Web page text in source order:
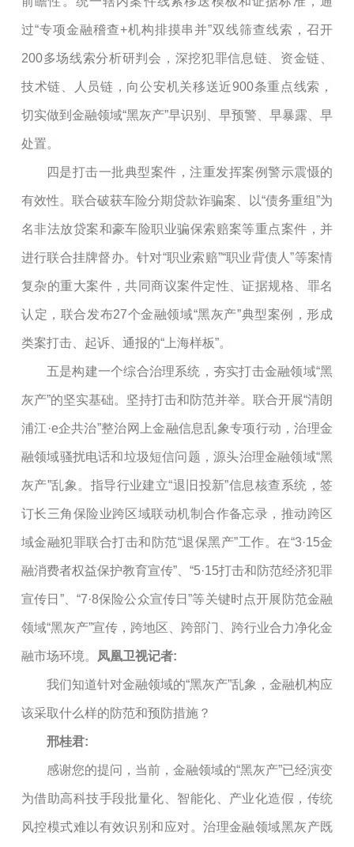
过“专项金融稽查+机构排摸串并”双线筛查线索，召开
200多场线索分析研判会，深挖犯罪信息链、资金链、
技术链、人员链，向公安机关移送近900条重点线索，
切实做到金融领域“黑灰产”早识别、早预警、早暴露、早
处置。
四是打击一批典型案件，注重发挥案例警示震慑的
有效性。联合破获车险分期贷款诈骗案、以“债务重组”为
名非法放贷案和豪车险职业骗保索赔案等重点案件，并
进行联合挂牌督办。针对“职业索赔”“职业背债人”等案情
复杂的重大案件，共同商议案件定性、证据规格、罪名
认定，联合发布27个金融领域“黑灰产”典型案例，形成
类案打击、起诉、通报的“上海样板”。
五是构建一个综合治理系统，夯实打击金融领域“黑
灰产”的坚实基础。坚持打击和防范并举。联合开展“清朗
浦江·e企共治”整治网上金融信息乱象专项行动，治理金
融领域骚扰电话和垃圾短信问题，源头治理金融领域“黑
灰产”乱象。指导行业建立“退旧投新”信息核查系统，签
订长三角保险业跨区域联动机制合作备忘录，推动跨区
域金融犯罪联合打击和防范“退保黑产”工作。在“3·15金
融消费者权益保护教育宣传”、“5·15打击和防范经济犯罪
宣传日”、“7·8保险公众宣传日”等关键时点开展防范金融
领域“黑灰产”宣传，跨地区、跨部门、跨行业合力净化金
融市场环境。 凤凰卫视记者:
我们知道针对金融领域的“黑灰产”乱象，金融机构应
该采取什么样的防范和预防措施？
邢桂君:
感谢您的提问，当前，金融领域的“黑灰产”已经演变
为借助高科技手段批量化、智能化、产业化造假，传统
风控模式难以有效识别和应对。治理金融领域黑灰产既